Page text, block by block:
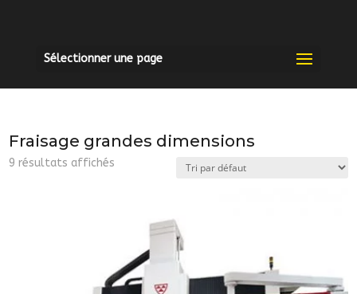
Sélectionner une page
Fraisage grandes dimensions
9 résultats affichés